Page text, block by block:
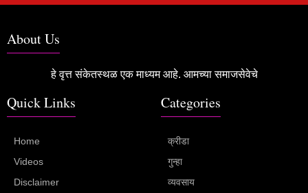
About Us
हे वृत्त संकेतस्थळ एक माध्यम आहे. आमच्या समाजसेवेचे
Quick Links
Home
Videos
Disclaimer
Categories
क्रीडा
गुन्हा
व्यवसाय